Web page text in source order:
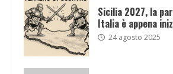
Sicilia 2027, la
Italia è appena
24 agosto 2025